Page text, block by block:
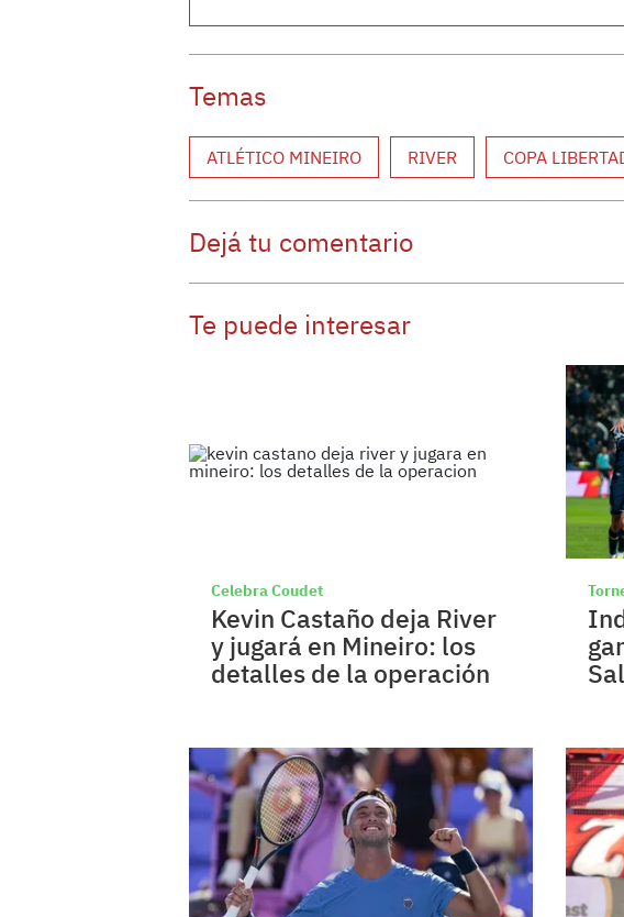
Temas
ATLÉTICO MINEIRO RIVER COPA
Dejá tu comentario
Te puede interesar
Celebra Coudet
Kevin Castaño deja River
y jugará en Mineiro: los
detalles de la operación